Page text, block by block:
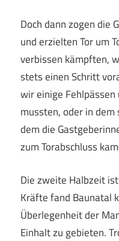
Doch dann zogen die
und erzielten Tor um
verbissen kämpften,
stets einen Schritt
wir einige
mussten, oder in
dem die
zum Torabschluss
Die zweite Halbzeit
Kräfte fand Baunatal
Überlegenheit der
Einhalt zu gebieten.